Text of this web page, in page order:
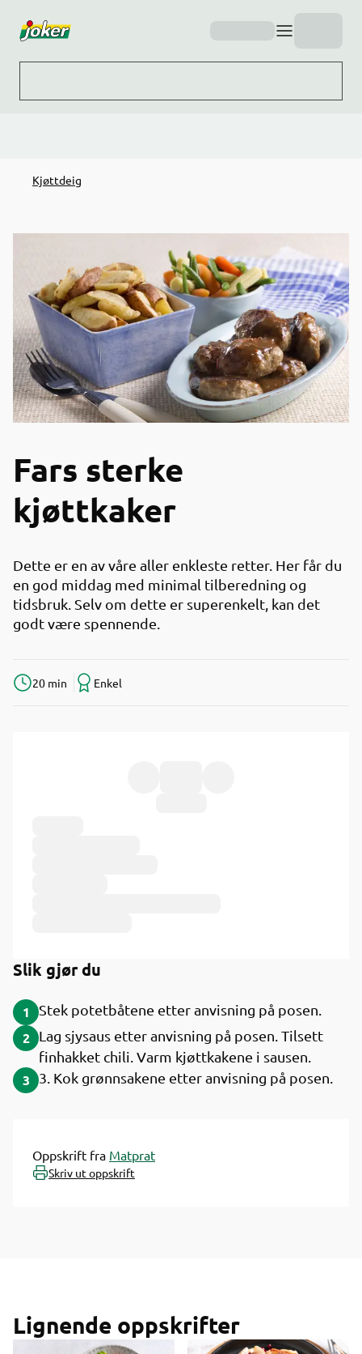
Kjøttdeig
Fars sterke
kjøttkaker
Dette er en av våre aller enkleste retter. Her får du
en god middag med minimal tilberedning og
tidsbruk. Selv om dette er superenkelt, kan det
godt være spennende.
20 min Enkel
Slik gjør du
1
Stek potetbåtene etter anvisning på posen.
2 Lag sjysaus etter anvisning på posen. Tilsett
finhakket chili. Varm kjøttkakene i sausen.
3
3. Kok grønnsakene etter anvisning på posen.
Oppskrift fra Matprat
Skriv ut oppskrift
Lignende oppskrifter